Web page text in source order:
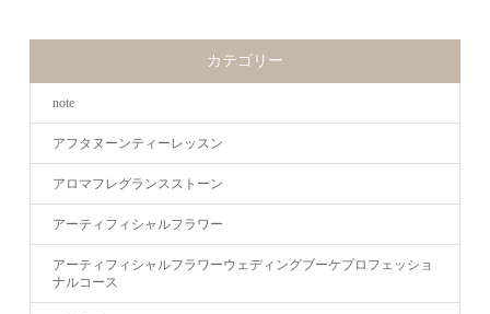
カテゴリー
note
アフタヌーンティーレッスン
アロマフレグランスストーン
アーティフィシャルフラワー
アーティフィシャルフラワーウェディングブーケプロフェッショ
ナルコース